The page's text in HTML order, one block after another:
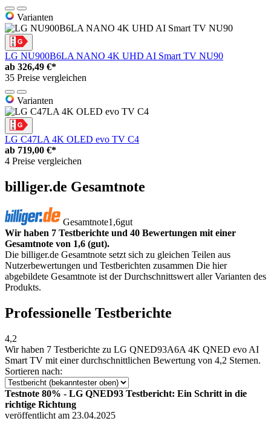
Varianten
LG NU900B6LA NANO 4K UHD AI Smart TV NU90
ab 326,49 €*
35 Preise vergleichen
Varianten
LG C47LA 4K OLED evo TV C4
ab 719,00 €*
4 Preise vergleichen
billiger.de Gesamtnote
Gesamtnote1,6gut
Wir haben 7 Testberichte und 40 Bewertungen mit einer
Gesamtnote von 1,6 (gut).
Die billiger.de Gesamtnote setzt sich zu gleichen Teilen aus
Nutzerbewertungen und Testberichten zusammen Die hier
abgebildete Gesamtnote ist der Durchschnittswert aller Varianten des
Produkts.
Professionelle Testberichte
4,2
Wir haben 7 Testberichte zu LG QNED93A6A 4K QNED evo AI
Smart TV mit einer durchschnittlichen Bewertung von 4,2 Sternen.
Sortieren nach:
Testnote 80% - LG QNED93 Testbericht: Ein Schritt in die
richtige Richtung
veröffentlicht am 23.04.2025